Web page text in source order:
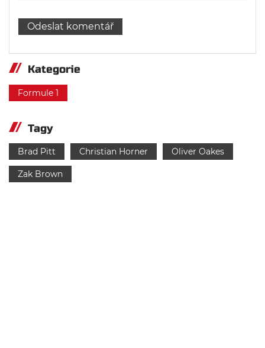
Kategorie
Formule 1
Tagy
Brad Pitt Christian Horner Oliver Oakes
Zak Brown